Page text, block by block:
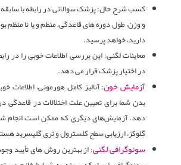
کسب شرح حال: پزشک سوالاتی در رابطه با
و وزن، طول دوره های قاعدگی، منظم و یا نا منظم
دارید، خواهد پرسید.
معاینات لگنی: این بررسی اطلاعات خوبی را در
در اختیار پزشک قرار می دهد.
آزمایش خون: آنالیز کامل هورمونی، اطلاعات
بدن شما برای تعیین علت اختلالات در قاعدگی
دهد. آزمایش‌های دیگری که ممکن است انجام
گلوکز، ارزیابی سطح کلسترول و تری گلیسرید
سونوگرافی لگنی: از بهترین روش های تأیید